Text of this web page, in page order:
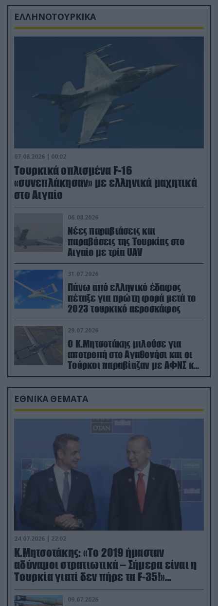
ΕΛΛΗΝΟΤΟΥΡΚΙΚΑ
07.08.2026 | 00:02
Τουρκικά οπλισμένα F-16
«συνεπλάκησαν» με ελληνικά μαχητικά
στο Αιγαίο
06.08.2026
Νέες παραβιάσεις και
παραβάσεις της Τουρκίας στο
Αιγαίο με τρία UAV
31.07.2026
Πάνω από ελληνικό έδαφος
πέταξε για πρώτη φορά μετά το
2023 τουρκικό αεροσκάφος
29.07.2026
Ο Κ.Μητσοτάκης μιλούσε για
αποτροπή στο Αγαθονήσι και οι
Τούρκοι παραβίαζαν με ΑΦΝΣ και
drone
ΕΘΝΙΚΑ ΘΕΜΑΤΑ
24.07.2026 | 22:02
Κ.Μητσοτάκης: «Το 2019 ήμασταν
αδύναμοι στρατιωτικά – Σήμερα είναι η
Τουρκία γιατί δεν πήρε τα F-35!»
(βίντεο)
09.07.2026